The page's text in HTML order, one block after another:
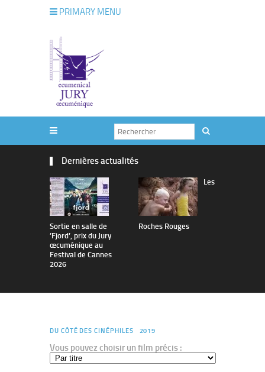
PRIMARY MENU
Dernières actualités
Sortie en salle de
’Fjord’, prix du Jury
œcuménique au
Festival de Cannes
2026
Les
Roches Rouges
DU CÔTÉ DES CINÉPHILES 2019
Vous pouvez choisir un film précis :